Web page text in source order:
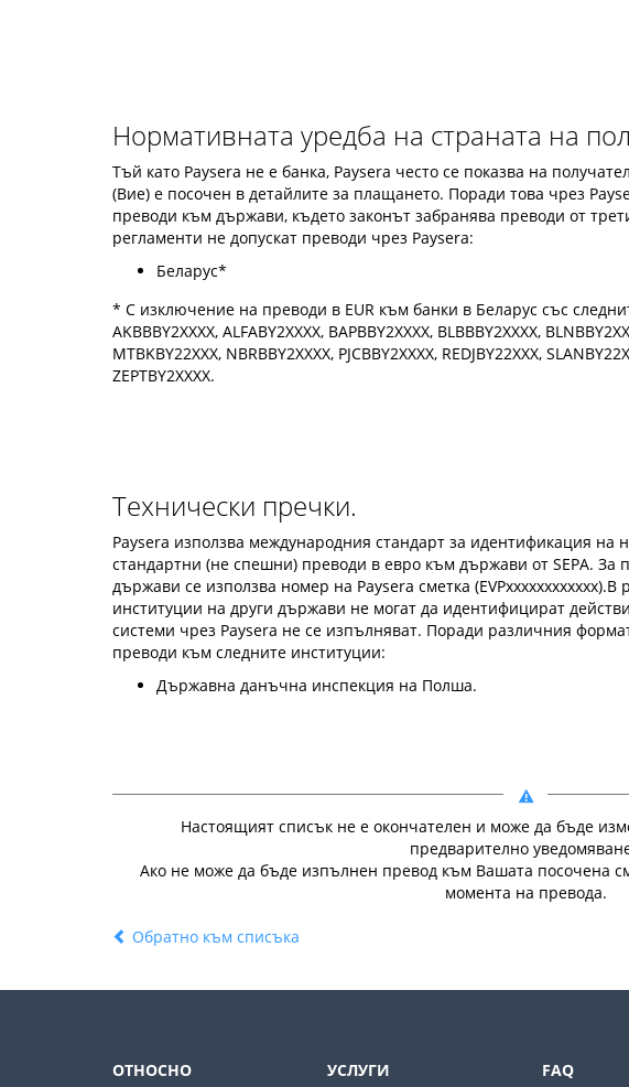
Нормативната уредба на страната на
Тъй като Paysera не е банка, Paysera често се показва на
(Вие) е посочен в детайлите за плащането. Поради това чрез
преводи към държави, където законът забранява преводи от
регламенти не допускат преводи чрез Paysera:
Беларус*
* С изключение на преводи в EUR към банки в Беларус със
AKBBBY2XXXX, ALFABY2XXXX, BAPBBY2XXXX, BLBBBY2XXXX,
MTBKBY22XXX, NBRBBY2XXXX, PJCBBY2XXXX, REDJBY22XXX,
ZEPTBY2XXXX.
Технически пречки.
Paysera използва международния стандарт за идентификация на
стандартни (не спешни) преводи в евро към държави от SEPA. За
държави се използва номер на Paysera сметка (EVPxxxxxxxxxxxx).В
институции на други държави не могат да идентифицират
системи чрез Paysera не се изпълняват. Поради различния
преводи към следните институции:
Държавна данъчна инспекция на Полша.
Настоящият списък не е окончателен и може да бъде
предварително
Ако не може да бъде изпълнен превод към Вашата посочена
момента на превода.
Обратно към списъка
ОТНОСНО УСЛУГИ FAQ